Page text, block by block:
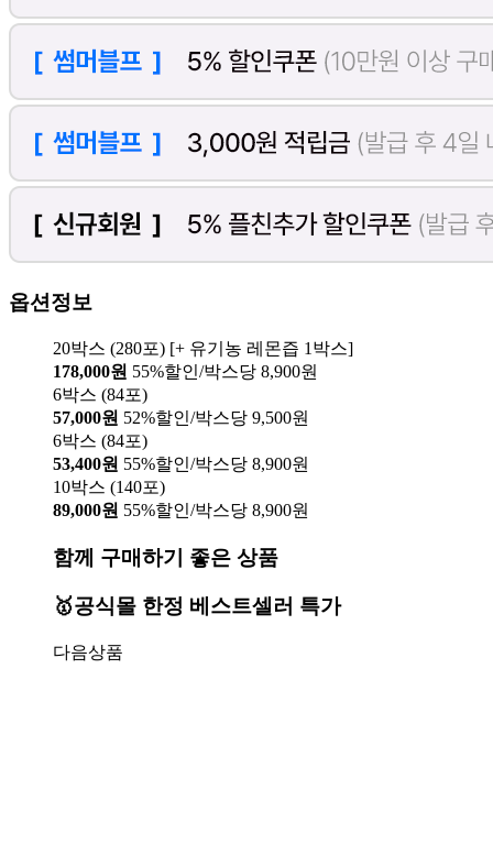
옵션정보
20박스 (280포) [+ 유기농 레몬즙 1박스]
178,000원 55%할인/박스당 8,900원
6박스 (84포)
57,000원 52%할인/박스당 9,500원
6박스 (84포)
53,400원 55%할인/박스당 8,900원
10박스 (140포)
89,000원 55%할인/박스당 8,900원
함께 구매하기 좋은 상품
🥇공식몰 한정 베스트셀러 특가
다음상품